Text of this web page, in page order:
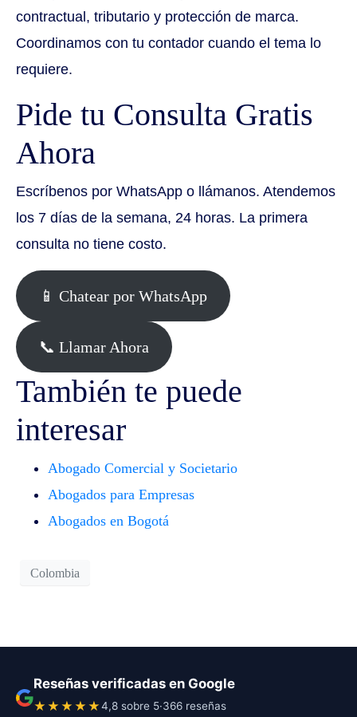
contractual, tributario y protección de marca.
Coordinamos con tu contador cuando el tema lo
requiere.
Pide tu Consulta Gratis
Ahora
Escríbenos por WhatsApp o llámanos. Atendemos
los 7 días de la semana, 24 horas. La primera
consulta no tiene costo.
📱 Chatear por WhatsApp
📞 Llamar Ahora
También te puede
interesar
Abogado Comercial y Societario
Abogados para Empresas
Abogados en Bogotá
Colombia
Reseñas verificadas en Google
★★★★★4,8 sobre 5·366 reseñas